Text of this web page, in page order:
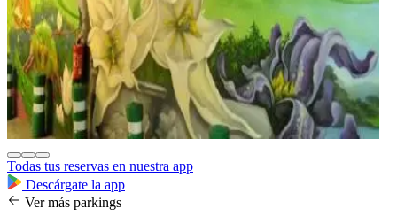
Todas tus reservas en nuestra app
Descárgate la app
Ver más parkings